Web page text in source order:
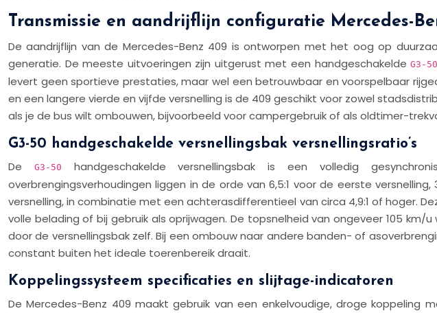
Transmissie en aandrijflijn configuratie Mercedes-
De aandrijflijn van de Mercedes-Benz 409 is ontworpen met het oog op
generatie. De meeste uitvoeringen zijn uitgerust met een handgeschakeldeG3-50
levert geen sportieve prestaties, maar wel een betrouwbaar en voorspelbaar
en een langere vierde en vijfde versnelling is de 409 geschikt voor zowel
als je de bus wilt ombouwen, bijvoorbeeld voor campergebruik of als oldtimer-
G3-50 handgeschakelde versnellingsbak versnellingsratio’s
De
G3-50
handgeschakelde versnellingsbak is een volledig
overbrengingsverhoudingen liggen in de orde van 6,5:1 voor de eerste
versnelling, in combinatie met een achterasdifferentieel van circa 4,9:1 of hoger.
volle belading of bij gebruik als oprijwagen. De topsnelheid van ongeveer 105
door de versnellingsbak zelf. Bij een ombouw naar andere banden- of
constant buiten het ideale toerenbereik draait.
Koppelingssysteem specificaties en slijtage-indicatoren
De Mercedes-Benz 409 maakt gebruik van een enkelvoudige, droge koppeling